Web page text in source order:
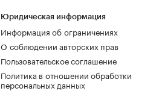
Юридическая информация
Информация об ограничениях
О соблюдении авторских прав
Пользовательское соглашение
Политика в отношении обработки
персональных данных